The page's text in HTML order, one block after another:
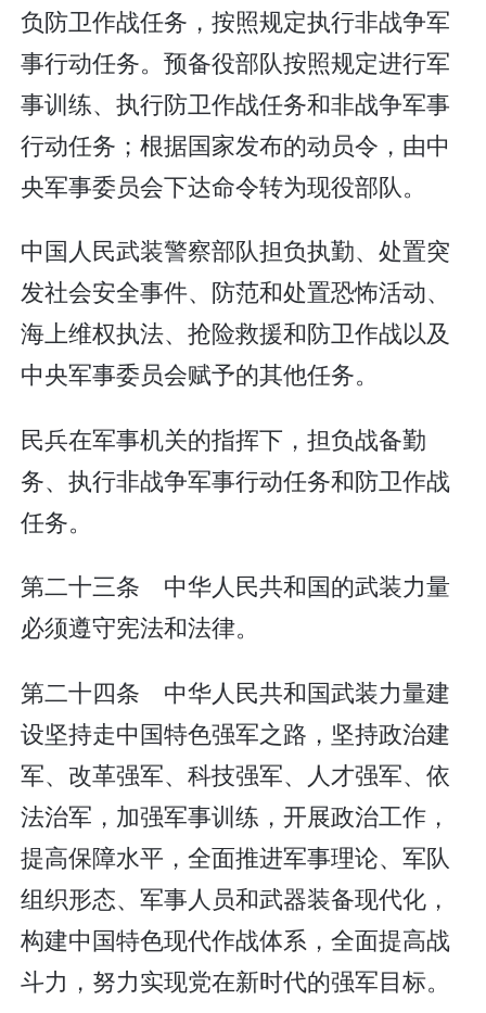
负防卫作战任务，按照规定执行非战争军
事行动任务。预备役部队按照规定进行军
事训练、执行防卫作战任务和非战争军事
行动任务；根据国家发布的动员令，由中
央军事委员会下达命令转为现役部队。
中国人民武装警察部队担负执勤、处置突
发社会安全事件、防范和处置恐怖活动、
海上维权执法、抢险救援和防卫作战以及
中央军事委员会赋予的其他任务。
民兵在军事机关的指挥下，担负战备勤
务、执行非战争军事行动任务和防卫作战
任务。
第二十三条 中华人民共和国的武装力量
必须遵守宪法和法律。
第二十四条 中华人民共和国武装力量建
设坚持走中国特色强军之路，坚持政治建
军、改革强军、科技强军、人才强军、依
法治军，加强军事训练，开展政治工作，
提高保障水平，全面推进军事理论、军队
组织形态、军事人员和武器装备现代化，
构建中国特色现代作战体系，全面提高战
斗力，努力实现党在新时代的强军目标。